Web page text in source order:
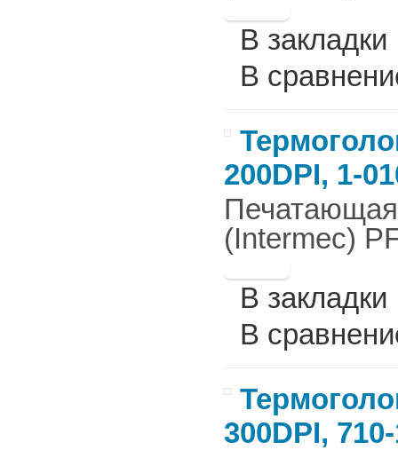
В закладки
В
200DPI, 1-
Печатающая
(Intermec)
В закладки
В
300DPI,